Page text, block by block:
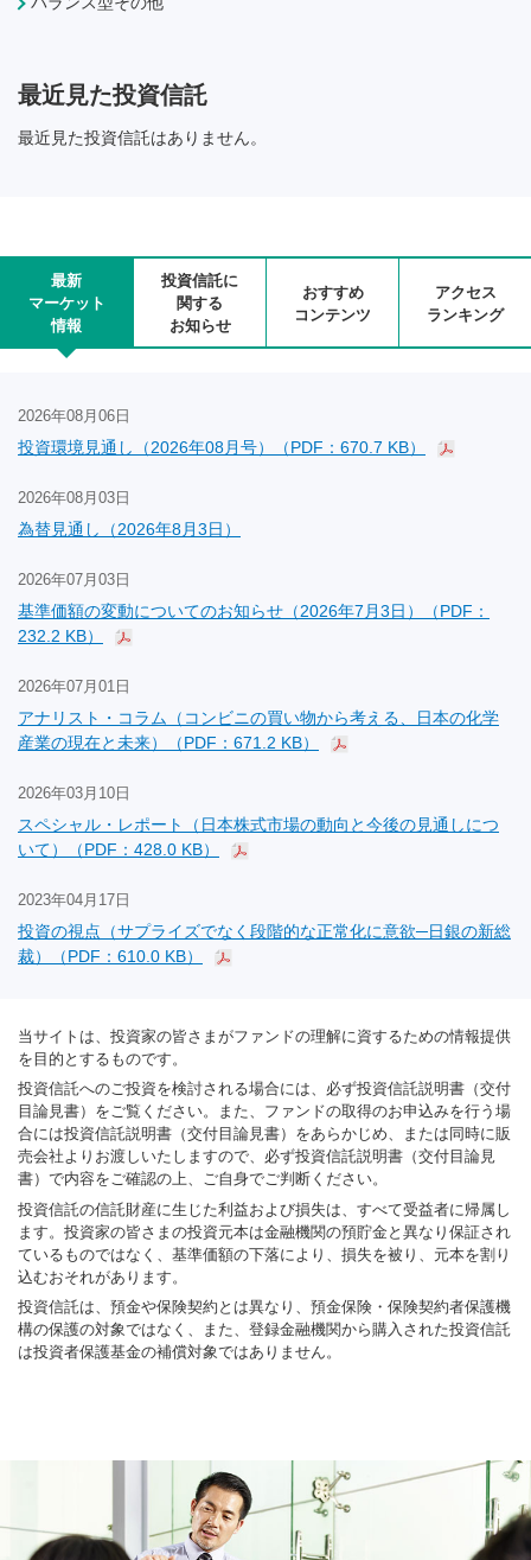
最近見た投資信託
最近見た投資信託はありません。
最新
マーケット
情報
投資信託に
関する
お知らせ
おすすめ
コンテンツ
アクセス
ランキング
2026年08月06日
投資環境見通し（2026年08月号）（PDF：670.7 KB）
2026年08月03日
為替見通し（2026年8月3日）
2026年07月03日
基準価額の変動についてのお知らせ（2026年7月3日）（PDF：
232.2 KB）
2026年07月01日
アナリスト・コラム（コンビニの買い物から考える、日本の化学
産業の現在と未来）（PDF：671.2 KB）
2026年03月10日
スペシャル・レポート（日本株式市場の動向と今後の見通しにつ
いて）（PDF：428.0 KB）
2023年04月17日
投資の視点（サプライズでなく段階的な正常化に意欲─日銀の新総
裁）（PDF：610.0 KB）
当サイトは、投資家の皆さまがファンドの理解に資するための情報提供
を目的とするものです。
投資信託へのご投資を検討される場合には、必ず投資信託説明書（交付
目論見書）をご覧ください。また、ファンドの取得のお申込みを行う場
合には投資信託説明書（交付目論見書）をあらかじめ、または同時に販
売会社よりお渡しいたしますので、必ず投資信託説明書（交付目論見
書）で内容をご確認の上、ご自身でご判断ください。
投資信託の信託財産に生じた利益および損失は、すべて受益者に帰属し
ます。投資家の皆さまの投資元本は金融機関の預貯金と異なり保証され
ているものではなく、基準価額の下落により、損失を被り、元本を割り
込むおそれがあります。
投資信託は、預金や保険契約とは異なり、預金保険・保険契約者保護機
構の保護の対象ではなく、また、登録金融機関から購入された投資信託
は投資者保護基金の補償対象ではありません。